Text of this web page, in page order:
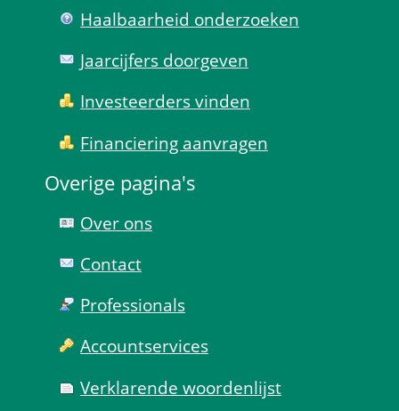
Haal­baar­heid onder­zoeken
Jaarcijfers doorgeven
Investeerders vinden
Financiering aanvragen
Overige pagina's
Over ons
Contact
Professionals
Account­services
Verklarende woorden­lijst